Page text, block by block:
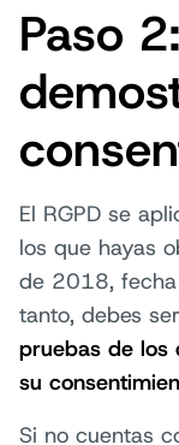
Paso
El RGPD se
los que hayas
de 2018,
tanto, debes
pruebas de los
su
Si no cuentas